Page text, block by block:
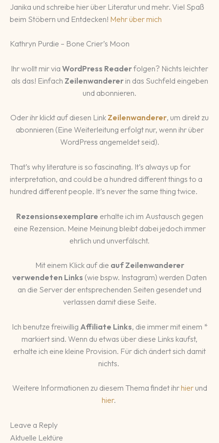
Janika und schreibe hier über Literatur und mehr. Viel Spaß
beim Stöbern und Entdecken! Mehr über mich
Kathryn Purdie – Bone Crier’s Moon
Ihr wollt mir via WordPress Readerfolgen? Nichts leichter
als das! Einfach Zeilenwandererin das Suchfeld eingeben
und abonnieren.
Oder ihr klickt auf diesen Link Zeilenwanderer, um direkt zu
abonnieren (Eine Weiterleitung erfolgt nur, wenn ihr über
WordPress angemeldet seid).
That’s why literature is so fascinating. It’s always up for
interpretation, and could be a hundred different things to a
hundred different people. It’s never the same thing twice.
Rezensionsexemplare erhalte ich im Austausch gegen
eine Rezension. Meine Meinung bleibt dabei jedoch immer
ehrlich und unverfälscht.
Mit einem Klick auf die auf Zeilenwanderer
verwendeten Links (wie bspw. Instagram) werden Daten
an die Server der entsprechenden Seiten gesendet und
verlassen damit diese Seite.
Ich benutze freiwillig Affiliate Links, die immer mit einem *
markiert sind. Wenn du etwas über diese Links kaufst,
erhalte ich eine kleine Provision. Für dich ändert sich damit
nichts.
Weitere Informationen zu diesem Thema findet ihrhierund
hier.
Leave a Reply
Aktuelle Lektüre